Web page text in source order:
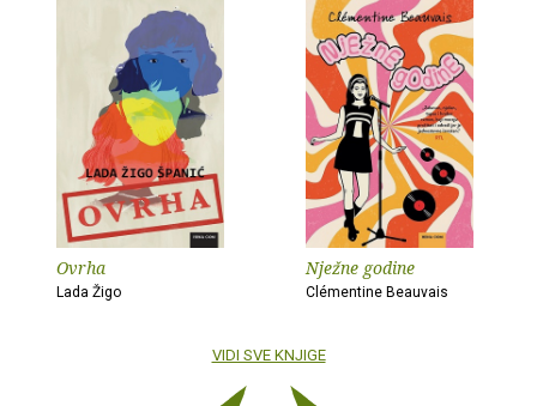
Ovrha
Lada Žigo
Nježne godine
Clémentine Beauvais
VIDI SVE KNJIGE